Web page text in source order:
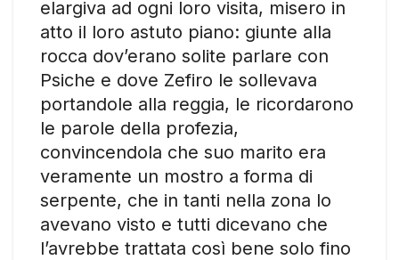
elargiva ad ogni loro visita, misero in
atto il loro astuto piano: giunte alla
rocca dov’erano solite parlare con
Psiche e dove Zefiro le sollevava
portandole alla reggia, le ricordarono
le parole della profezia,
convincendola che suo marito era
veramente un mostro a forma di
serpente, che in tanti nella zona lo
avevano visto e tutti dicevano che
l’avrebbe trattata così bene solo fino